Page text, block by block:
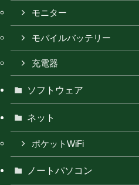
モニター
モバイルバッテリー
充電器
ソフトウェア
ネット
ポケットWiFi
ノートパソコン